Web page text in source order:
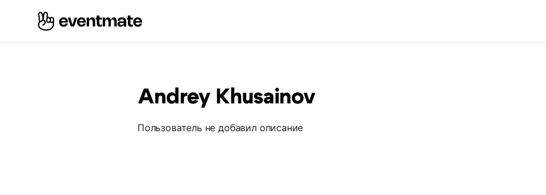
Andrey Khusainov
Пользователь не добавил описание